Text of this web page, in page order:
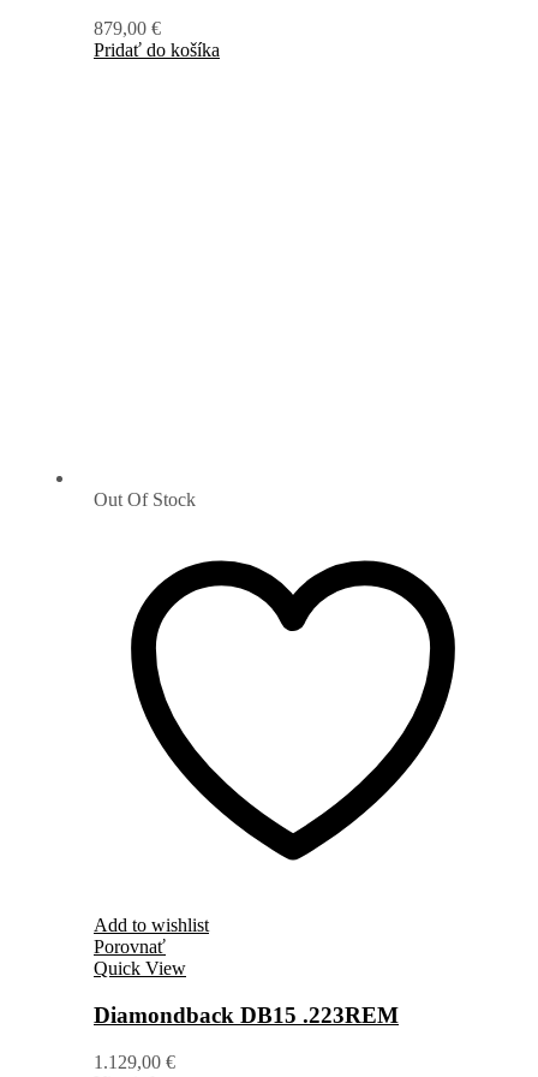
879,00 €
Pridať do košíka
Out Of Stock
Add to wishlist
Porovnať
Quick View
Diamondback DB15 .223REM
1.129,00 €